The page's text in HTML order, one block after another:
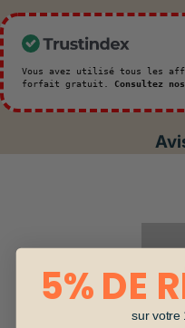
Vous avez utilisé tous les
forfait gratuit. Consultez
5% DE
sur votre